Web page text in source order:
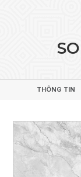
SO
THÔNG TIN